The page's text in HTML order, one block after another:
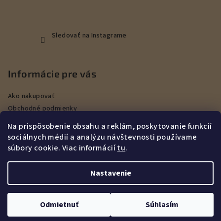
Na prispôsobenie obsahu a reklám, poskytovanie funkcií
sociálnych médií a analýzu návštevnosti používame
súbory cookie. Viac informáciítu.
Nastavenie
Odmietnuť Súhlasím
Sledovať na Instagrame
Informácie pre vás
Ako nakupovať
Obchodné podmienky
Podmienky ochrany osobných údajov
Veľkoobchod
Kontakty
Upraviť nastavenie cookies
Vytvoril Shoptet